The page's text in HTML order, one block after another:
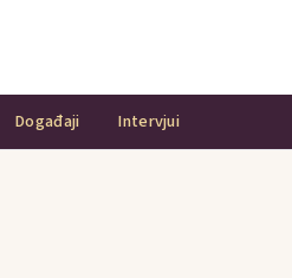
Događaji Intervjui